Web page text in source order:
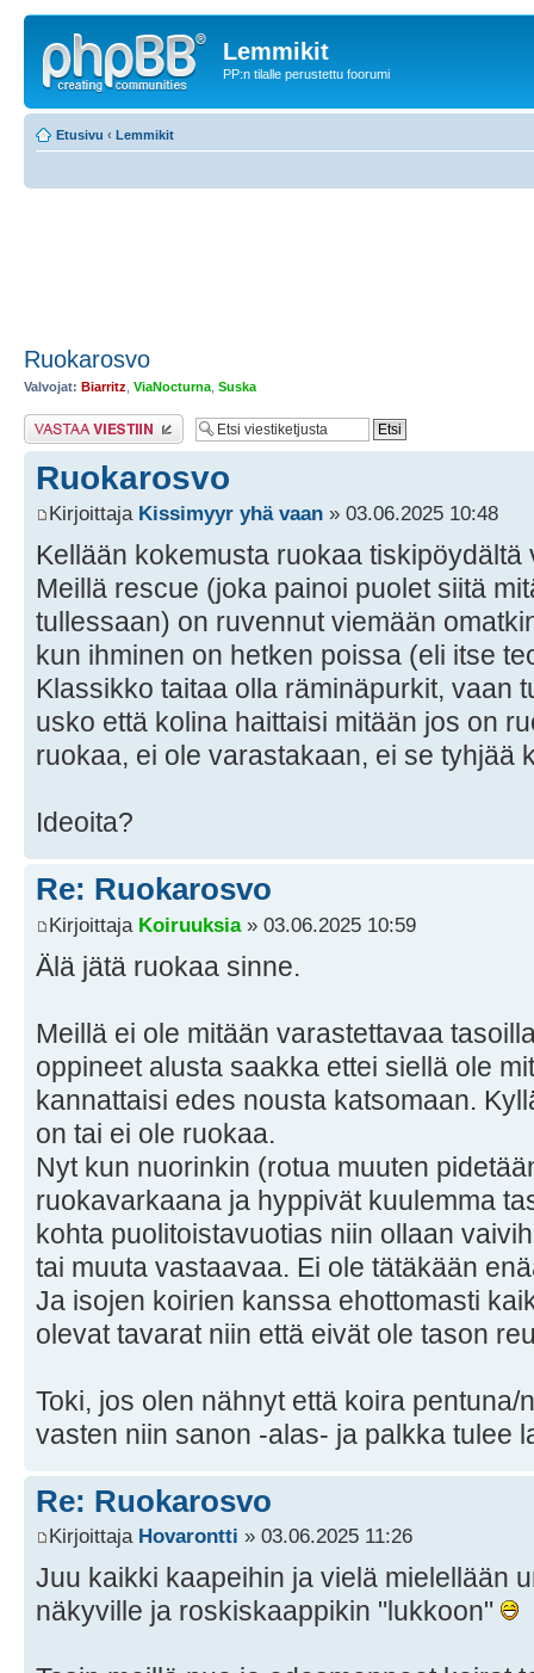
Lemmikit
PP:n tilalle perustettu foorumi
Etusivu ‹ Lemmikit
Ruokarosvo
Valvojat: Biarritz ViaNocturna Suska
Lähetä vastaus
Ruokarosvo
Kirjoittaja Kissimyyr yhä vaan » 03.06.2025 10:48
Kellään kokemusta ruokaa
Meillä rescue (joka painoi puolet siitä
tullessaan) on ruvennut viemään
kun ihminen on hetken poissa (eli itse
Klassikko taitaa olla räminäpurkit, vaan
usko että kolina haittaisi mitään jos on
ruokaa, ei ole varastakaan, ei se tyhjää
Ideoita?
Re: Ruokarosvo
Kirjoittaja Koiruuksia» 03.06.2025 10:59
Älä jätä ruokaa sinne.
Meillä ei ole mitään varastettavaa
oppineet alusta saakka ettei siellä ole
kannattaisi edes nousta katsomaan.
on tai ei ole ruokaa.
Nyt kun nuorinkin (rotua muuten
ruokavarkaana ja hyppivät kuulemma
kohta puolitoistavuotias niin ollaan
tai muuta vastaavaa. Ei ole tätäkään
Ja isojen koirien kanssa ehottomasti
olevat tavarat niin että eivät ole tason
Toki, jos olen nähnyt että koira
vasten niin sanon -alas- ja palkka tulee
Re: Ruokarosvo
Kirjoittaja Hovarontti » 03.06.2025 11:26
Juu kaikki kaapeihin ja vielä mielellään
näkyville ja roskiskaappikin "lukkoon"